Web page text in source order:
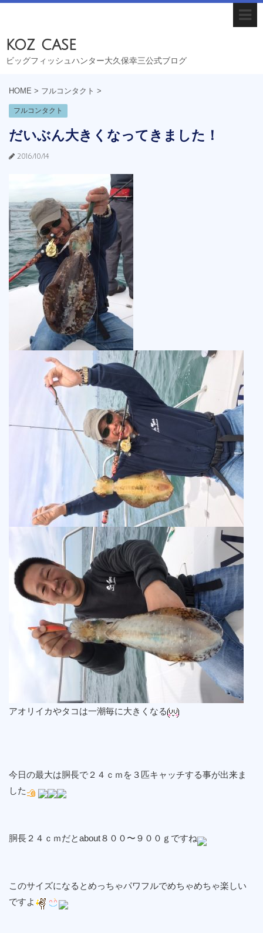
koz case
ビッグフィッシュハンター大久保幸三公式ブログ
HOME > フルコンタクト >
フルコンタクト
だいぶん大きくなってきました！
2016/10/14
アオリイカやタコは一潮毎に大きくなる
今日の最大は胴長で２４ｃｍを３匹キャッチする事が出来ま
した
胴長２４ｃｍだとabout８００〜９００ｇですね
このサイズになるとめっちゃパワフルでめちゃめちゃ楽しい
ですよ